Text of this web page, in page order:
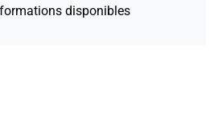
disponibles